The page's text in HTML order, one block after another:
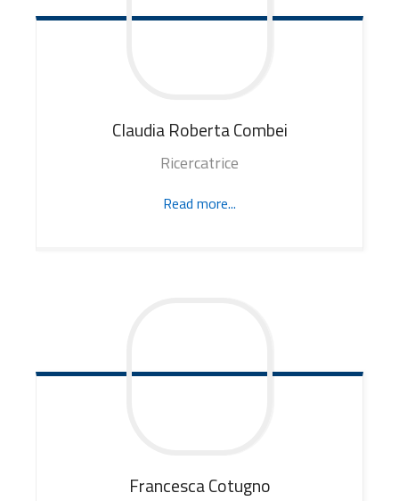
Claudia RobertaCombei
Ricercatrice
Read more...
FrancescaCotugno